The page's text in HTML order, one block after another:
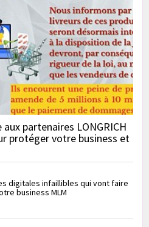
partenaires LONGRICH
protéger votre business et
digitales infaillibles qui vont faire
business MLM